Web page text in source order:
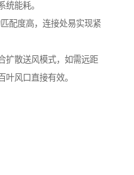
统能耗。
配度高，连接处易实现紧
扩散送风模式，如需远距
叶风口直接有效。